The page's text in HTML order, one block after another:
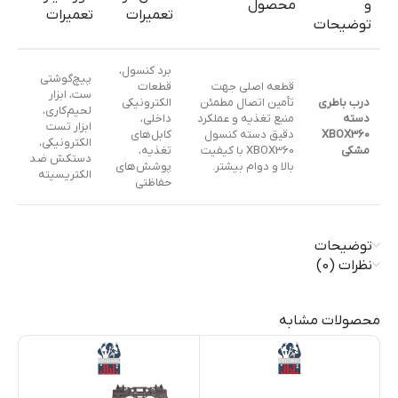
و
توضیحات
محصول
تعمیرات
تعمیرات
درب باطري
دسته
XBOX360
مشکی
قطعه اصلی جهت
تأمین اتصال مطمئن
منبع تغذیه و عملکرد
دقیق دسته کنسول
XBOX360 با کیفیت
بالا و دوام بیشتر.
برد کنسول،
قطعات
الکترونیکی
داخلی،
کابل‌های
تغذیه،
پوشش‌های
حفاظتی
پیچ‌گوشتی
ست، ابزار
لحیم‌کاری،
ابزار تست
الکترونیکی،
دستکش ضد
الکتریسیته
توضیحات
نظرات (0)
محصولات مشابه